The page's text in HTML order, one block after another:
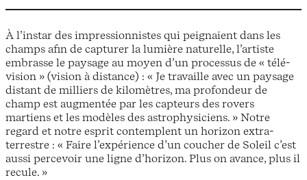
À l’instar des impressionnistes qui peignaient dans les
champs afin de capturer la lumière naturelle, l’artiste
embrasse le paysage au moyen d’un processus de « télé-
vision » (vision à distance) : « Je travaille avec un paysage
distant de milliers de kilomètres, ma profondeur de
champ est augmentée par les capteurs des rovers
martiens et les modèles des astrophysiciens. » Notre
regard et notre esprit contemplent un horizon extra-
terrestre : « Faire l’expérience d’un coucher de Soleil c’est
aussi percevoir une ligne d’horizon. Plus on avance, plus il
recule. »